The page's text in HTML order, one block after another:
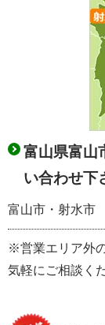
富山県富山
い合わせ下
富山市・射水市
※営業エリア外
気軽にご相談く